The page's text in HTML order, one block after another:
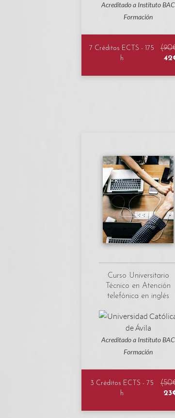
Acreditado a Instituto BAC
Formación
7 Créditos ECTS - 175
h
Curso Universitario
Técnico en Atención
telefónica en inglés
Acreditado a Instituto BAC
Formación
3 Créditos ECTS - 75
h